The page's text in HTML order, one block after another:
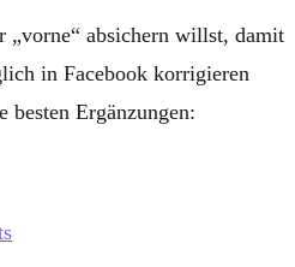
„vorne“ absichern willst, damit
in Facebook korrigieren
besten Ergänzungen: